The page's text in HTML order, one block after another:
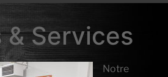
& Services
Notre